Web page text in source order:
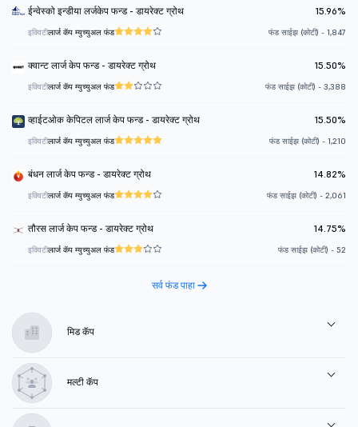
ईन्वेस्को इन्डीया लर्जकेप फन्ड - डायरेक्ट ग्रोथ 15.96%
इक्विटीलार्ज कॅप म्युच्युअल फंड फंड साईझ (कोटी) - 1,847
क्वान्ट लार्ज केप फन्ड - डायरेक्ट ग्रोथ 15.50%
इक्विटीलार्ज कॅप म्युच्युअल फंड फंड साईझ (कोटी) - 3,388
व्हाईटओक केपिटल लार्ज केप फन्ड - डायरेक्ट ग्रोथ 15.50%
इक्विटीलार्ज कॅप म्युच्युअल फंड फंड साईझ (कोटी) - 1,210
बंधन लार्ज केप फन्ड - डायरेक्ट ग्रोथ 14.82%
इक्विटीलार्ज कॅप म्युच्युअल फंड फंड साईझ (कोटी) - 2,061
तौरस लार्ज केप फन्ड - डायरेक्ट ग्रोथ 14.75%
इक्विटीलार्ज कॅप म्युच्युअल फंड फंड साईझ (कोटी) - 52
सर्व फंड पाहा
मिड कॅप
मल्टी कॅप